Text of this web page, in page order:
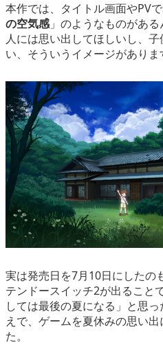
本作では、タイトル画面やPV
の空気感」のようなものがあ
人には思い出してほしいし、
い、そういうイメージがありま
実は発売日を7月10日にしたの
テンドースイッチ2が出ること
しては最後の夏になる」と思
えで、ゲームを夏休みの思い
た。